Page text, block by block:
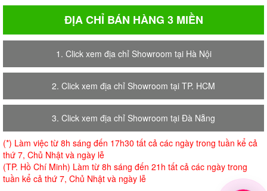
ĐỊA CHỈ BÁN HÀNG 3 MIỀN
1. Click xem địa chỉ Showroom tại Hà Nội
2. Click xem địa chỉ Showroom tại TP. HCM
3. Click xem địa chỉ Showroom tại Đà Nẵng
(*) Làm việc từ 8h sáng đến 17h30 tất cả các ngày trong tuần kể cả
thứ 7, Chủ Nhật và ngày lễ
(TP. Hồ Chí Minh) Làm từ 8h sáng đến 21h tất cả các ngày trong
tuần kể cả thứ 7, Chủ Nhật và ngày lễ